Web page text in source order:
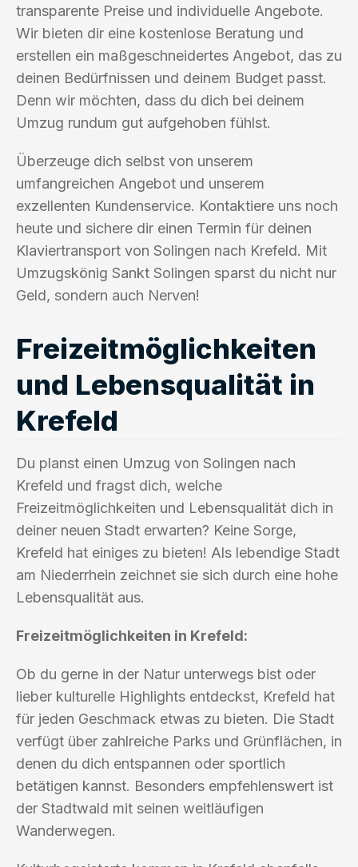
transparente Preise und individuelle Angebote.
Wir bieten dir eine kostenlose Beratung und
erstellen ein maßgeschneidertes Angebot, das zu
deinen Bedürfnissen und deinem Budget passt.
Denn wir möchten, dass du dich bei deinem
Umzug rundum gut aufgehoben fühlst.
Überzeuge dich selbst von unserem
umfangreichen Angebot und unserem
exzellenten Kundenservice. Kontaktiere uns noch
heute und sichere dir einen Termin für deinen
Klaviertransport von Solingen nach Krefeld. Mit
Umzugskönig Sankt Solingen sparst du nicht nur
Geld, sondern auch Nerven!
Freizeitmöglichkeiten
und Lebensqualität in
Krefeld
Du planst einen Umzug von Solingen nach
Krefeld und fragst dich, welche
Freizeitmöglichkeiten und Lebensqualität dich in
deiner neuen Stadt erwarten? Keine Sorge,
Krefeld hat einiges zu bieten! Als lebendige Stadt
am Niederrhein zeichnet sie sich durch eine hohe
Lebensqualität aus.
Freizeitmöglichkeiten in Krefeld:
Ob du gerne in der Natur unterwegs bist oder
lieber kulturelle Highlights entdeckst, Krefeld hat
für jeden Geschmack etwas zu bieten. Die Stadt
verfügt über zahlreiche Parks und Grünflächen, in
denen du dich entspannen oder sportlich
betätigen kannst. Besonders empfehlenswert ist
der Stadtwald mit seinen weitläufigen
Wanderwegen.